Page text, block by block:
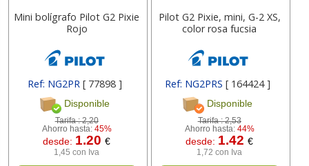
Mini bolígrafo Pilot G2 Pixie
Rojo
Ref: NG2PR [ 77898 ]
Disponible
Tarifa :2,20
Ahorro hasta: 45%
desde: 1.20€
1,45 con Iva
Pilot G2 Pixie, mini, G-2 XS,
color rosa fucsia
Ref: NG2PRS [ 164424 ]
Disponible
Tarifa :2,53
Ahorro hasta: 44%
desde: 1.42€
1,72 con Iva